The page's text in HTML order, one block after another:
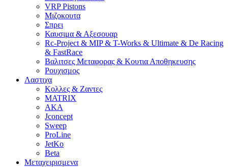
VRP Pistons
Μιζοκουτα
Σπρει
Καυσιμα & Αξεσουαρ
Rc-Project & MIP & T-Works & Ultimate & De Racing
& FastRace
Βαλιτσες Μεταφορας & Κουτια Αποθηκευσης
Ρουχισμος
Λαστιχα
Κολλες & Ζαντες
MATRIX
AKA
Jconcept
Sweep
ProLine
JetKo
Beta
Μεταχειρισμενα